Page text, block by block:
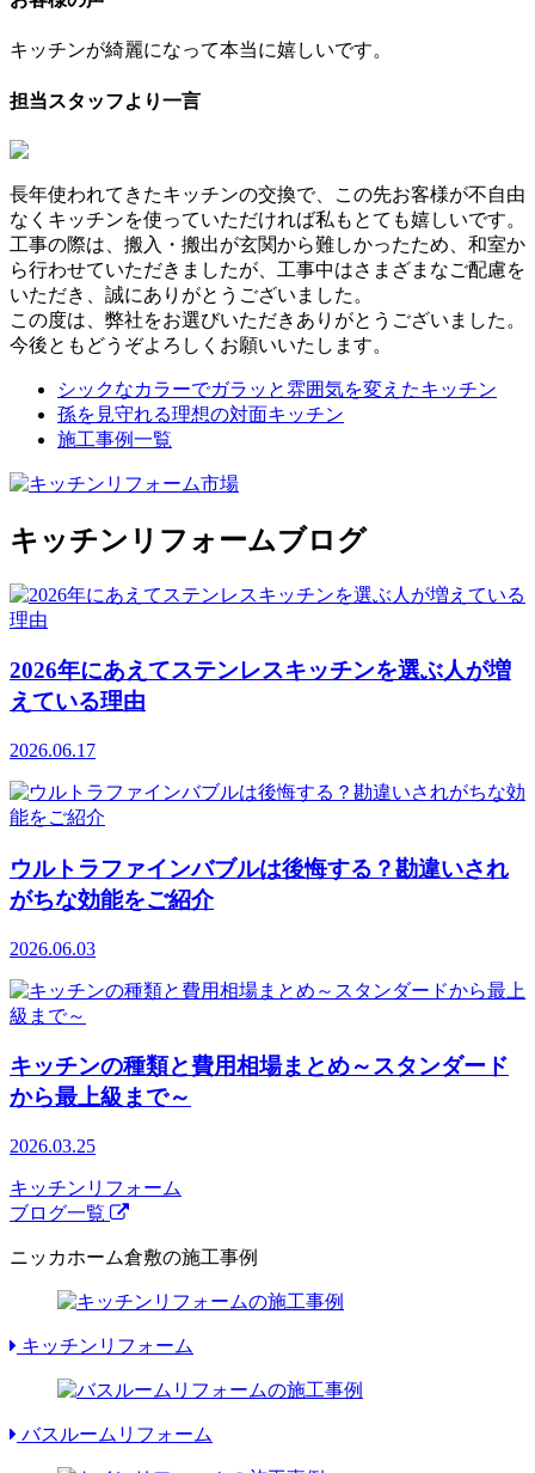
キッチンが綺麗になって本当に嬉しいです。
担当スタッフより一言
長年使われてきたキッチンの交換で、この先お客様が不自由
なくキッチンを使っていただければ私もとても嬉しいです。
工事の際は、搬入・搬出が玄関から難しかったため、和室か
ら行わせていただきましたが、工事中はさまざまなご配慮を
いただき、誠にありがとうございました。
この度は、弊社をお選びいただきありがとうございました。
今後ともどうぞよろしくお願いいたします。
シックなカラーでガラッと雰囲気を変えたキッチン
孫を見守れる理想の対面キッチン
施工事例一覧
キッチンリフォームブログ
2026年にあえてステンレスキッチンを選ぶ人が増
えている理由
2026.06.17
ウルトラファインバブルは後悔する？勘違いされ
がちな効能をご紹介
2026.06.03
キッチンの種類と費用相場まとめ～スタンダード
から最上級まで～
2026.03.25
キッチンリフォーム
ブログ一覧
ニッカホーム倉敷の施工事例
キッチンリフォーム
バスルームリフォーム